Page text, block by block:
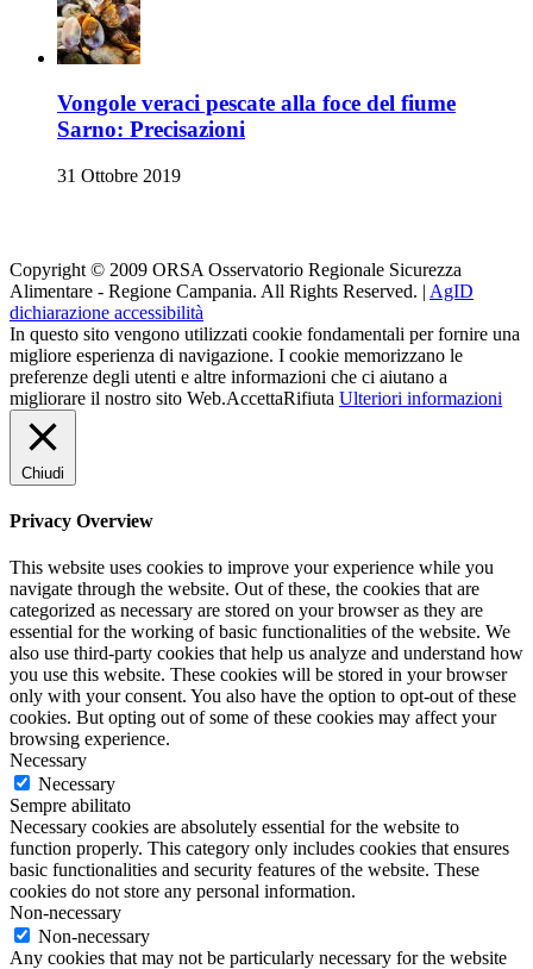
Vongole veraci pescate alla foce del fiume
Sarno: Precisazioni
31 Ottobre 2019
Copyright © 2009 ORSA Osservatorio Regionale Sicurezza
Alimentare - Regione Campania. All Rights Reserved. | AgID
dichiarazione accessibilità
In questo sito vengono utilizzati cookie fondamentali per fornire una
migliore esperienza di navigazione. I cookie memorizzano le
preferenze degli utenti e altre informazioni che ci aiutano a
migliorare il nostro sito Web.AccettaRifiuta Ulteriori informazioni
Chiudi
Privacy Overview
This website uses cookies to improve your experience while you
navigate through the website. Out of these, the cookies that are
categorized as necessary are stored on your browser as they are
essential for the working of basic functionalities of the website. We
also use third-party cookies that help us analyze and understand how
you use this website. These cookies will be stored in your browser
only with your consent. You also have the option to opt-out of these
cookies. But opting out of some of these cookies may affect your
browsing experience.
Necessary
Necessary
Sempre abilitato
Necessary cookies are absolutely essential for the website to
function properly. This category only includes cookies that ensures
basic functionalities and security features of the website. These
cookies do not store any personal information.
Non-necessary
Non-necessary
Any cookies that may not be particularly necessary for the website